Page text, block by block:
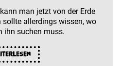
man jetzt von der Erde
allerdings wissen, wo
ihn suchen muss.